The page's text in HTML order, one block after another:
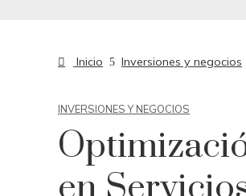
Inicio Inversiones y negocios
INVERSIONES Y NEGOCIOS